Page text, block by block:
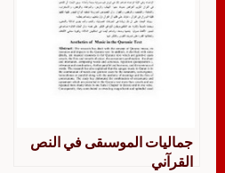
جماليات الموسىقى في النص
القرآني